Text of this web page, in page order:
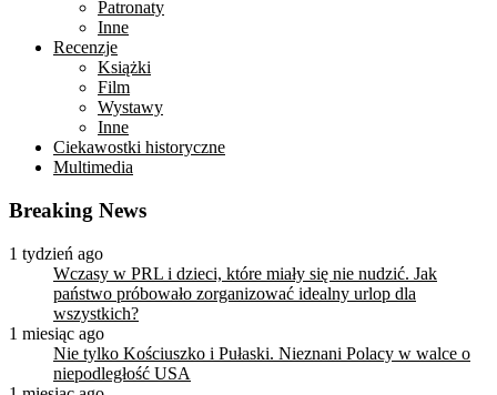
Patronaty
Inne
Recenzje
Książki
Film
Wystawy
Inne
Ciekawostki historyczne
Multimedia
Breaking News
1 tydzień ago
Wczasy w PRL i dzieci, które miały się nie nudzić. Jak
państwo próbowało zorganizować idealny urlop dla
wszystkich?
1 miesiąc ago
Nie tylko Kościuszko i Pułaski. Nieznani Polacy w walce o
niepodległość USA